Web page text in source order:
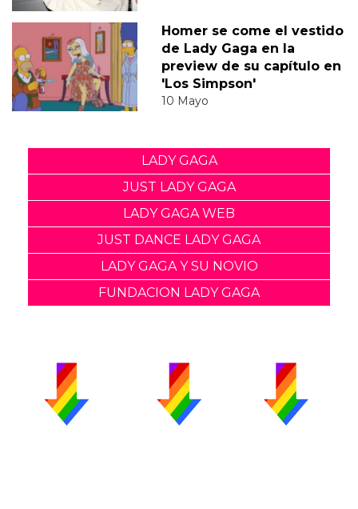
Homer se come el vestido
de Lady Gaga en la
preview de su capítulo en
'Los Simpson'
10 Mayo
LADY GAGA
JUST LADY GAGA
LADY GAGA WEB
JUST DANCE LADY GAGA
LADY GAGA Y SU NOVIO
FUNDACION LADY GAGA